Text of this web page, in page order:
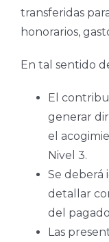
transferidas
honorarios,
En tal sentido
El
generar
el
Nivel 3.
Se deberá
detallar
del
Las